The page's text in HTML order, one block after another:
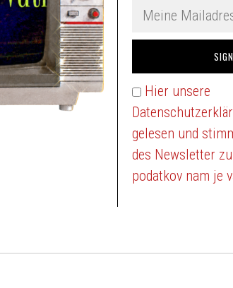
Hier unsere
gelesen und
des Newsletter
podatkov nam je